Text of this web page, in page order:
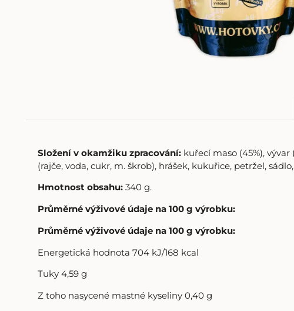
Složení v okamžiku zpracování: kuřecí maso (45%), vývar
(rajče, voda, cukr, m. škrob), hrášek, kukuřice, petržel,
Hmotnost obsahu:340 g.
Průměrné výživové údaje na 100 g výrobku:
Průměrné výživové údaje na 100 g výrobku:
Energetická hodnota 704 kJ/168 kcal
Tuky 4,59 g
Z toho nasycené mastné kyseliny 0,40 g